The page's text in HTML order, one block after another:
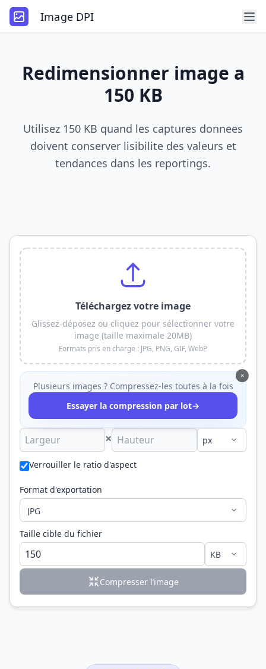
Image DPI
Redimensionner image a
150 KB
Utilisez 150 KB quand les captures donnees
doivent conserver lisibilite des valeurs et
tendances dans les reportings.
Téléchargez votre image
Glissez-déposez ou cliquez pour sélectionner votre
image (taille maximale 20MB)
Formats pris en charge : JPG, PNG, GIF, WebP
×
Plusieurs images ? Compressez-les toutes à la fois
Essayer la compression par lot→
×
Verrouiller le ratio d'aspect
Format d'exportation
Taille cible du fichier
Compresser l’image